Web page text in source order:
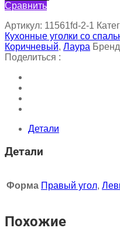
Сравнить
Артикул: 11561fd-2-1
Кухонные уголки со
Коричневый, Лаура
Поделиться :
Детали
Детали
Форма Правый угол,
Похожие